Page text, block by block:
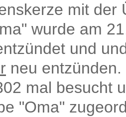
mit der
wurde am
und
neu
mal besucht
"Oma"